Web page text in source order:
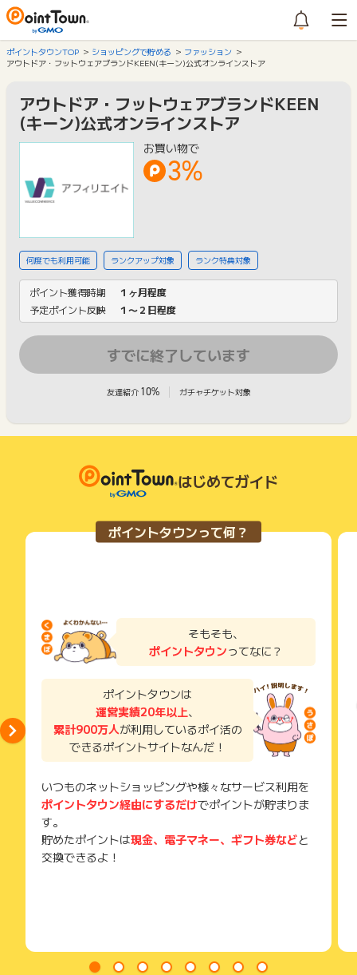
ポイントタウンTOP ショッピングで貯める
ファッション
アウトドア・フットウェアブランドKEEN(キーン)公式オンラインストア
アウトドア・フットウェアブランドKEEN
(キーン)公式オンラインストア
お買い物で
3%
何度でも利用可能 ランクアップ対象 ランク特典対象
ポイント獲得時期
１ヶ月程度
予定ポイント反映
１〜２日程度
すでに終了しています
友達紹介 10% ガチャチケット対象
はじめてガイド
ポイントタウンって何？
そもそも、
ポイントタウンってなに？
ポイントタウンは
運営実績20年以上、
累計900万人が利用しているポイ活の
できるポイントサイトなんだ！
いつものネットショッピングや様々なサービス利用を
ポイントタウン経由にするだけでポイントが貯まりま
す。
貯めたポイントは現金、電子マネー、ギフト券などと
交換できるよ！